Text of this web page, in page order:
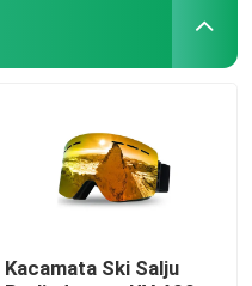
Kacamata Ski Salju